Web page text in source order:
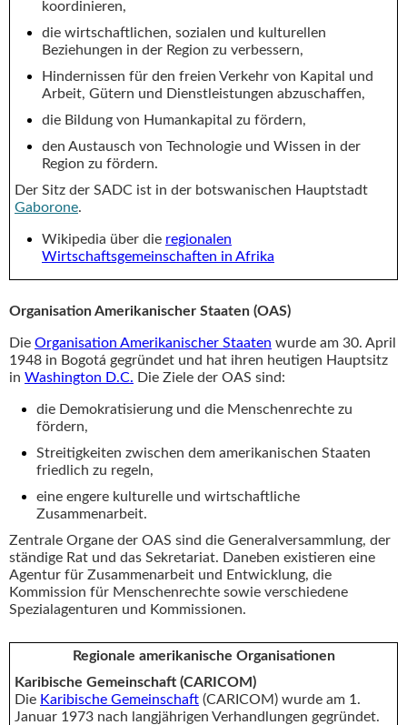
koordinieren,
die wirtschaftlichen, sozialen und kulturellen
Beziehungen in der Region zu verbessern,
Hindernissen für den freien Verkehr von Kapital und
Arbeit, Gütern und Dienstleistungen abzuschaffen,
die Bildung von Humankapital zu fördern,
den Austausch von Technologie und Wissen in der
Region zu fördern.
Der Sitz der SADC ist in der botswanischen Hauptstadt
Gaborone.
Wikipedia über die regionalen
Wirtschaftsgemeinschaften in Afrika
Organisation Amerikanischer Staaten (OAS)
Die Organisation Amerikanischer Staaten wurde am 30. April
1948 in Bogotá gegründet und hat ihren heutigen Hauptsitz
in Washington D.C. Die Ziele der OAS sind:
die Demokratisierung und die Menschenrechte zu
fördern,
Streitigkeiten zwischen dem amerikanischen Staaten
friedlich zu regeln,
eine engere kulturelle und wirtschaftliche
Zusammenarbeit.
Zentrale Organe der OAS sind die Generalversammlung, der
ständige Rat und das Sekretariat. Daneben existieren eine
Agentur für Zusammenarbeit und Entwicklung, die
Kommission für Menschenrechte sowie verschiedene
Spezialagenturen und Kommissionen.
Regionale amerikanische Organisationen
Karibische Gemeinschaft (CARICOM)
Die Karibische Gemeinschaft (CARICOM) wurde am 1.
Januar 1973 nach langjährigen Verhandlungen gegründet.